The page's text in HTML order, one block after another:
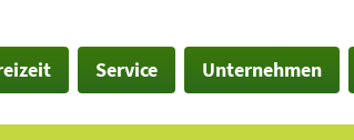
Service Unternehmen